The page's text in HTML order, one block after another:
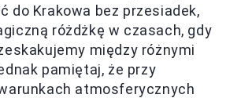
do Krakowa bez przesiadek,
różdżkę w czasach, gdy
między różnymi
pamiętaj, że przy
atmosferycznych